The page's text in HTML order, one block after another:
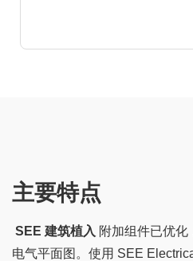
主要特点
SEE 建筑植入 附加组件已优化
电气平面图。使用 SEE